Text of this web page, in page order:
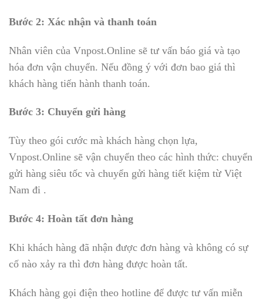
Bước 2: Xác nhận và thanh toán
Nhân viên của Vnpost.Online sẽ tư vấn báo giá và tạo
hóa đơn vận chuyển. Nếu đồng ý với đơn bao giá thì
khách hàng tiến hành thanh toán.
Bước 3: Chuyển gửi hàng
Tùy theo gói cước mà khách hàng chọn lựa,
Vnpost.Online sẽ vận chuyển theo các hình thức: chuyển
gửi hàng siêu tốc và chuyển gửi hàng tiết kiệm từ Việt
Nam đi .
Bước 4: Hoàn tất đơn hàng
Khi khách hàng đã nhận được đơn hàng và không có sự
cố nào xảy ra thì đơn hàng được hoàn tất.
Khách hàng gọi điện theo hotline để được tư vấn miễn